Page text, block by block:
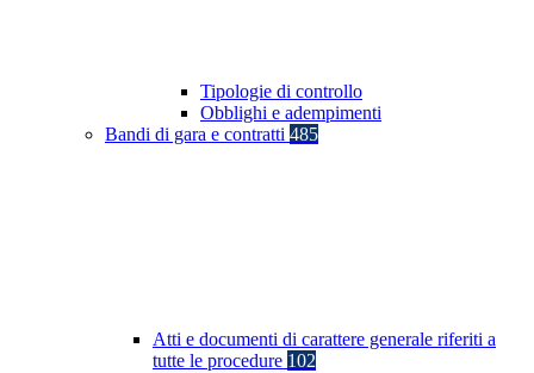
Tipologie di controllo
Obblighi e adempimenti
Bandi di gara e contratti 485
Atti e documenti di carattere generale riferiti a
tutte le procedure 102